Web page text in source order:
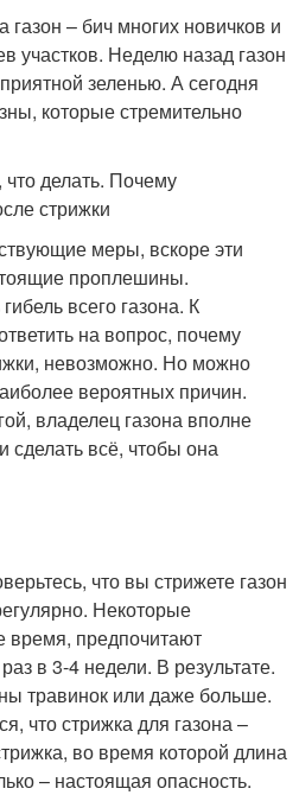
– бич многих новичков и
участков. Неделю назад газон
зеленью. А сегодня
которые стремительно
меры, вскоре эти
проплешины.
всего газона. К
на вопрос, почему
невозможно. Но можно
вероятных причин.
владелец газона вполне
сделать всё, чтобы она
что вы стрижете газон
Некоторые
время, предпочитают
в 3-4 недели. В результате.
травинок или даже больше.
что стрижка для газона –
во время которой длина
– настоящая опасность.